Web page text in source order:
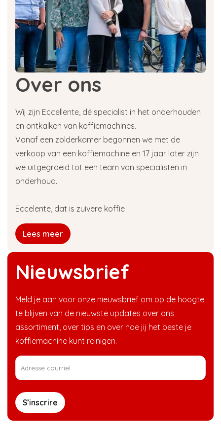
Nieuwsbrief
Meld je aan voor onze nieuwsbrief om op de hoogte
te blijven van de nieuwste updates over ons
assortiment, over tips en over hoe jij het beste je
koffiemachine kunt reinigen.
S’inscrire
Over ons
Wij zijn Eccellente, dé specialist in het onderhouden
en ontkalken van koffiemachines.
Vanaf een zolderkamer begonnen we met de
verkoop van een koffiemachine en 17 jaar later zijn
we uitgegroeid tot een team van specialisten in
onderhoud.
Eccelente, dat is zuivere koffie
Lees meer